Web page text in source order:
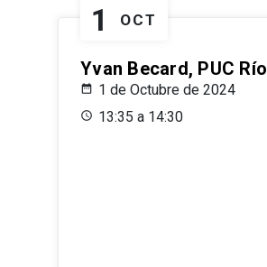
1 OCT
Yvan Becard, PUC Río
1 de Octubre de 2024
13:35 a 14:30